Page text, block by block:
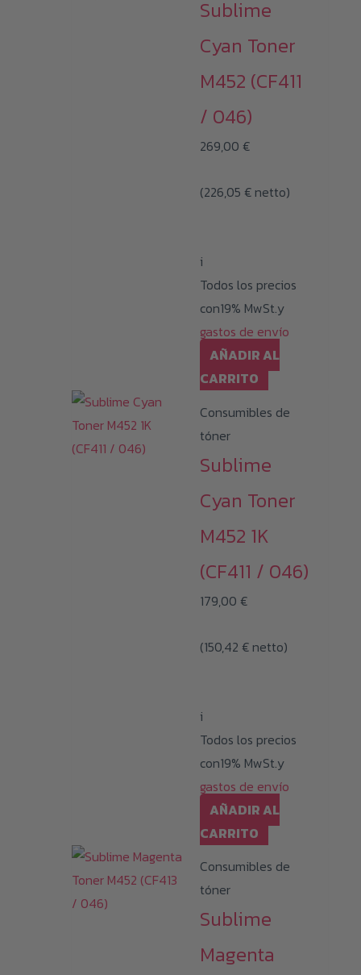
Sublime
Cyan Toner
M452 (CF411
/ 046)
269,00 €
(226,05 € netto)
i
Todos los precios
con19% MwSt.y
gastos de envío
AÑADIR AL
CARRITO
Consumibles de
tóner
Sublime
Cyan Toner
M452 1K
(CF411 / 046)
179,00 €
(150,42 € netto)
i
Todos los precios
con19% MwSt.y
gastos de envío
AÑADIR AL
CARRITO
Consumibles de
tóner
Sublime
Magenta